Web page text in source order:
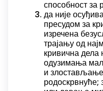
способност за
да није
пресудом за
изречена
трајању од
кривична
одузимања
и